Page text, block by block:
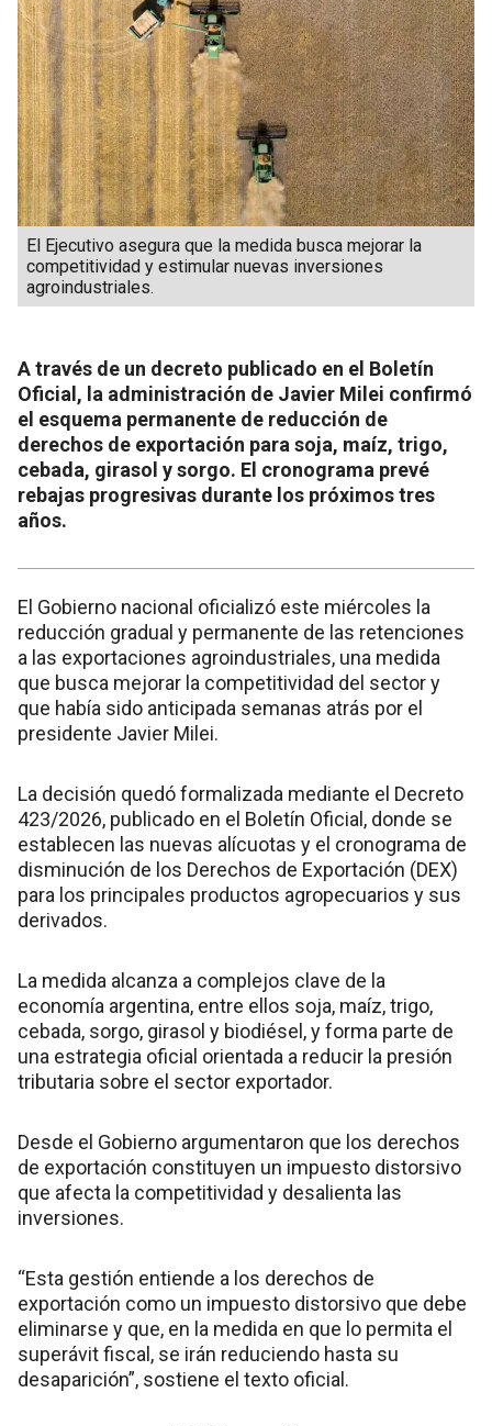
El Ejecutivo asegura que la medida busca mejorar la
competitividad y estimular nuevas inversiones
agroindustriales.
A través de un decreto publicado en el Boletín
Oficial, la administración de Javier Milei confirmó
el esquema permanente de reducción de
derechos de exportación para soja, maíz, trigo,
cebada, girasol y sorgo. El cronograma prevé
rebajas progresivas durante los próximos tres
años.
El Gobierno nacional oficializó este miércoles la
reducción gradual y permanente de las retenciones
a las exportaciones agroindustriales, una medida
que busca mejorar la competitividad del sector y
que había sido anticipada semanas atrás por el
presidente Javier Milei.
La decisión quedó formalizada mediante el Decreto
423/2026, publicado en el Boletín Oficial, donde se
establecen las nuevas alícuotas y el cronograma de
disminución de los Derechos de Exportación (DEX)
para los principales productos agropecuarios y sus
derivados.
La medida alcanza a complejos clave de la
economía argentina, entre ellos soja, maíz, trigo,
cebada, sorgo, girasol y biodiésel, y forma parte de
una estrategia oficial orientada a reducir la presión
tributaria sobre el sector exportador.
Desde el Gobierno argumentaron que los derechos
de exportación constituyen un impuesto distorsivo
que afecta la competitividad y desalienta las
inversiones.
“Esta gestión entiende a los derechos de
exportación como un impuesto distorsivo que debe
eliminarse y que, en la medida en que lo permita el
superávit fiscal, se irán reduciendo hasta su
desaparición”, sostiene el texto oficial.